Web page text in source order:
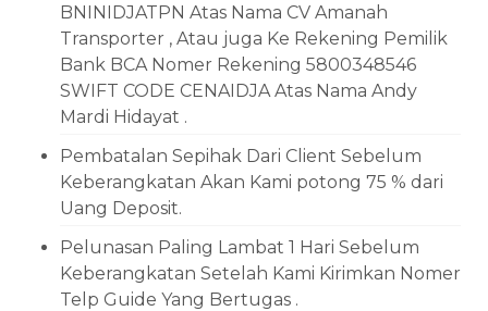
BNINIDJATPN Atas Nama CV Amanah
Transporter , Atau juga Ke Rekening Pemilik
Bank BCA Nomer Rekening 5800348546
SWIFT CODE CENAIDJA Atas Nama Andy
Mardi Hidayat .
Pembatalan Sepihak Dari Client Sebelum
Keberangkatan Akan Kami potong 75 % dari
Uang Deposit.
Pelunasan Paling Lambat 1 Hari Sebelum
Keberangkatan Setelah Kami Kirimkan Nomer
Telp Guide Yang Bertugas .